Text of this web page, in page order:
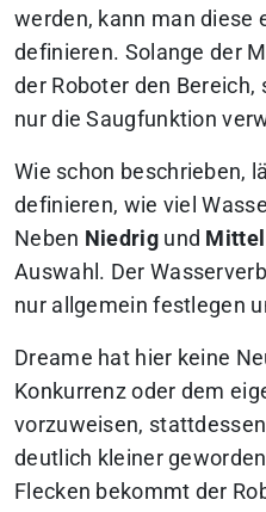
werden, kann man diese
definieren. Solange der
der Roboter den
nur die Saugfunktion
Wie schon beschrieben,
definieren, wie viel
Neben Niedrigund Mittel
Auswahl. Der
nur allgemein festlegen
Dreame hat hier keine
Konkurrenz oder dem
vorzuweisen,
deutlich kleiner
Flecken bekommt der